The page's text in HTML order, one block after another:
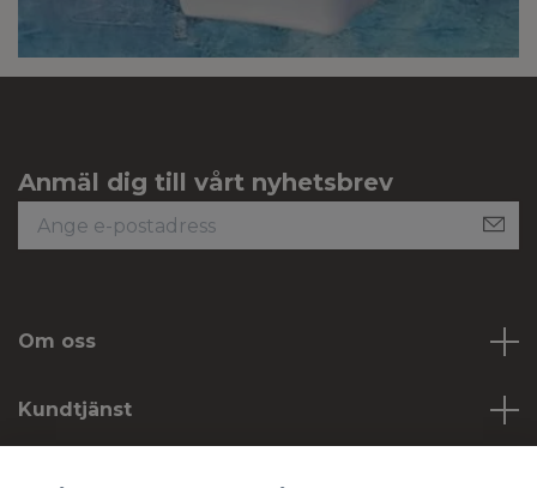
Anmäl dig till vårt nyhetsbrev
Om oss
Kundtjänst